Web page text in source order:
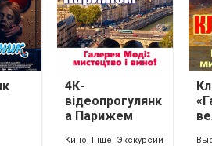
4К-
відеопрогулянк
а Парижем
Кино, Інше, Экскурсии